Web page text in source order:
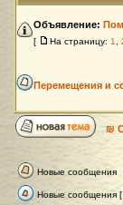
Объявление:
[ На страницу: 1
Перемещения и
₪
Новые сообщения
Новые сообщения